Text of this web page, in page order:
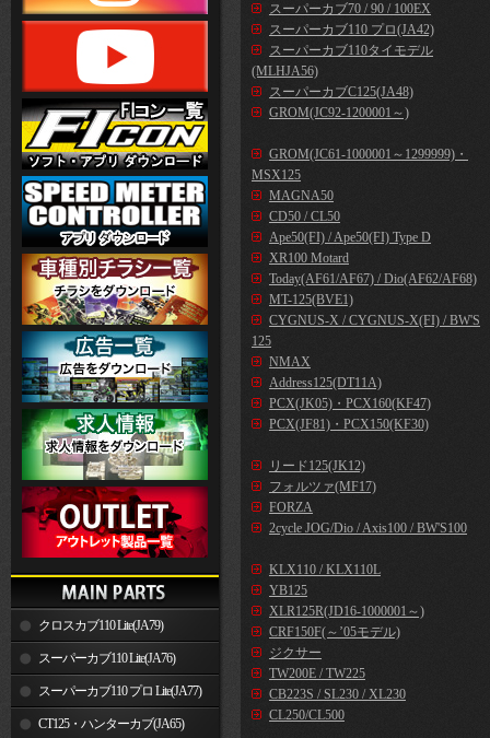
クロスカブ110 Lite(JA79)
スーパーカブ110 Lite(JA76)
スーパーカブ110 プロ Lite(JA77)
CT125・ハンターカブ(JA65)
スーパーカブ70 / 90 / 100EX
スーパーカブ110 プロ(JA42)
スーパーカブ110タイモデル
(MLHJA56)
スーパーカブC125(JA48)
GROM(JC92-1200001～)
GROM(JC61-1000001～1299999)・
MSX125
MAGNA50
CD50 / CL50
Ape50(FI) / Ape50(FI) Type D
XR100 Motard
Today(AF61/AF67) / Dio(AF62/AF68)
MT-125(BVE1)
CYGNUS-X / CYGNUS-X(FI) / BW'S
125
NMAX
Address125(DT11A)
PCX(JK05)・PCX160(KF47)
PCX(JF81)・PCX150(KF30)
リード125(JK12)
フォルツァ(MF17)
FORZA
2cycle JOG/Dio / Axis100 / BW'S100
KLX110 / KLX110L
YB125
XLR125R(JD16-1000001～)
CRF150F(～’05モデル)
ジクサー
TW200E / TW225
CB223S / SL230 / XL230
CL250/CL500